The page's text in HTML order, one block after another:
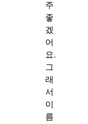
주
좋
겠
어
요.
그
래
서
이
름